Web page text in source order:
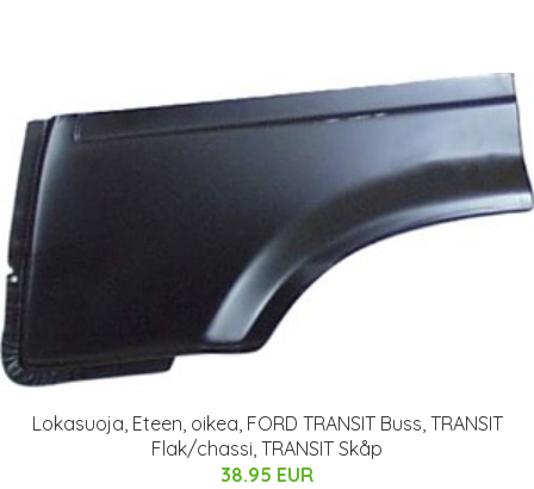
Lokasuoja, Eteen, oikea, FORD TRANSIT Buss, TRANSIT
Flak/chassi, TRANSIT Skåp
38.95 EUR